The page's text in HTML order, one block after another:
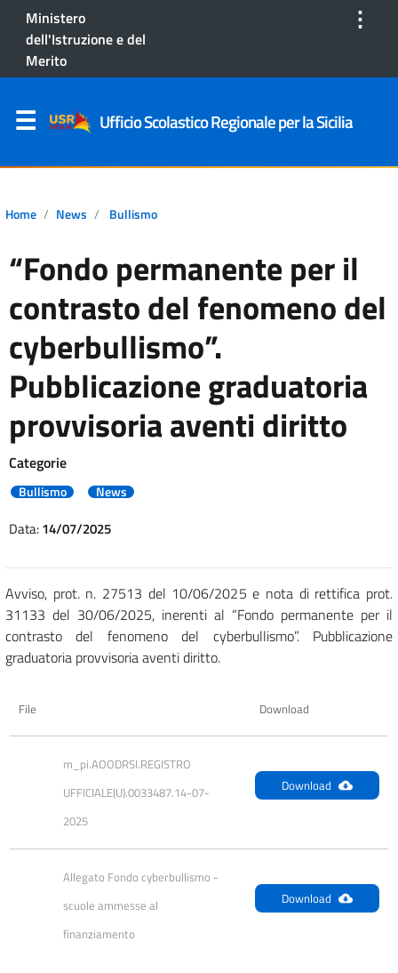
Ministero
dell'Istruzione e del
Merito
⋮
Ufficio Scolastico Regionale per la Sicilia
Home News Bullismo
“Fondo permanente per il
contrasto del fenomeno del
cyberbullismo”.
Pubblicazione graduatoria
provvisoria aventi diritto
Categorie
Bullismo News
Data:14/07/2025
Avviso, prot. n. 27513 del 10/06/2025 e nota di rettifica prot.
31133 del 30/06/2025, inerenti al “Fondo permanente per il
contrasto del fenomeno del cyberbullismo”. Pubblicazione
graduatoria provvisoria aventi diritto.
File Download
m_pi.AOODRSI.REGISTRO
UFFICIALE(U).0033487.14-07-
2025
Download
Allegato Fondo cyberbullismo -
scuole ammesse al
finanziamento
Download